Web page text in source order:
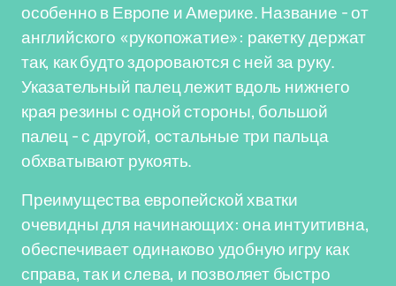
особенно в Европе и Америке. Название - от
английского «рукопожатие»: ракетку держат
так, как будто здороваются с ней за руку.
Указательный палец лежит вдоль нижнего
края резины с одной стороны, большой
палец - с другой, остальные три пальца
обхватывают рукоять.
Преимущества европейской хватки
очевидны для начинающих: она интуитивна,
обеспечивает одинаково удобную игру как
справа, так и слева, и позволяет быстро